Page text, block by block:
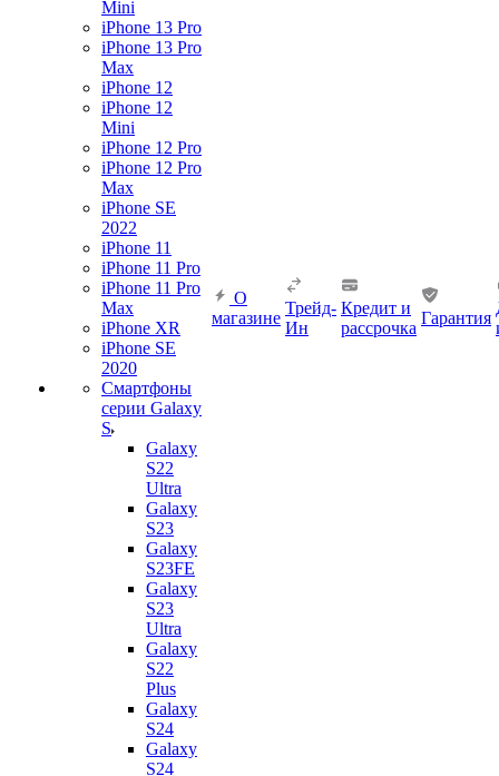
Mini
iPhone 13 Pro
iPhone 13 Pro
Max
iPhone 12
iPhone 12
Mini
iPhone 12 Pro
iPhone 12 Pro
Max
iPhone SE
2022
iPhone 11
iPhone 11 Pro
iPhone 11 Pro
Max
iPhone XR
iPhone SE
2020
Смартфоны
серии Galaxy
S
Galaxy
S22
Ultra
Galaxy
S23
Galaxy
S23FE
Galaxy
S23
Ultra
Galaxy
S22
Plus
Galaxy
S24
Galaxy
S24
О
магазине
Трейд-
Ин
Кредит и
рассрочка
Гарантия